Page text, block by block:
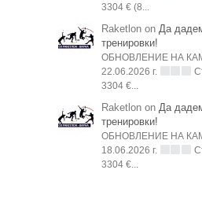
3304 € (8...
Raketlon on Да
тренировки!
ОБНОВЛЕНИЕ НА
22.06.2026 г.
3304 €...
Raketlon on Да
тренировки!
ОБНОВЛЕНИЕ НА
18.06.2026 г.
3304 €...